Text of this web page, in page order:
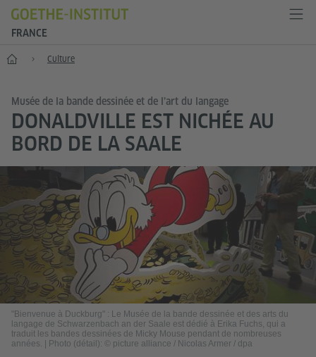
FRANCE
Accueil Culture
Musée de la bande dessinée et de l’art du langage
DONALDVILLE EST NICHÉE AU
BORD DE LA SAALE
"Bienvenue à Duckburg" : Le Musée de la bande dessinée et des arts du
langage de Schwarzenbach an der Saale est dédié à Erika Fuchs, qui a
traduit les bandes dessinées de Micky Mouse pendant de nombreuses
années.
Photo (détail): © picture alliance / Nicolas Armer / dpa